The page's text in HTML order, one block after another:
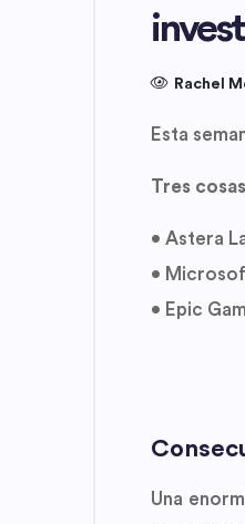
Rachel
Esta
Tres
• Astera
•
• Epic
Una